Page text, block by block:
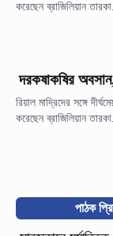
করেছেন ব্রাজিলিয়ান
দরকষাকষির
রিয়াল মাদ্রিদের সঙ্গে
করেছেন ব্রাজিলিয়ান
পাঠক